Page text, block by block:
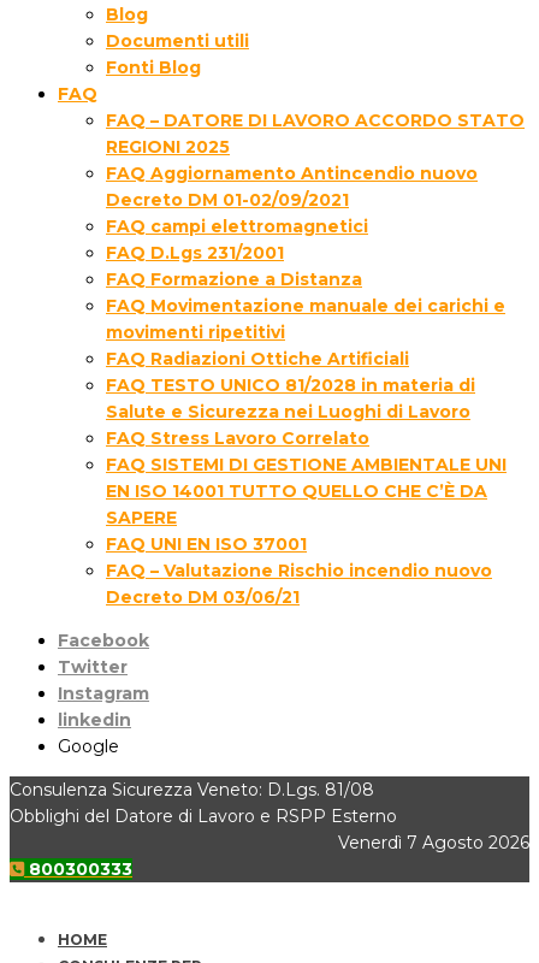
Blog
Documenti utili
Fonti Blog
FAQ
FAQ – DATORE DI LAVORO ACCORDO STATO
REGIONI 2025
FAQ Aggiornamento Antincendio nuovo
Decreto DM 01-02/09/2021
FAQ campi elettromagnetici
FAQ D.Lgs 231/2001
FAQ Formazione a Distanza
FAQ Movimentazione manuale dei carichi e
movimenti ripetitivi
FAQ Radiazioni Ottiche Artificiali
FAQ TESTO UNICO 81/2028 in materia di
Salute e Sicurezza nei Luoghi di Lavoro
FAQ Stress Lavoro Correlato
FAQ SISTEMI DI GESTIONE AMBIENTALE UNI
EN ISO 14001 TUTTO QUELLO CHE C’È DA
SAPERE
FAQ UNI EN ISO 37001
FAQ – Valutazione Rischio incendio nuovo
Decreto DM 03/06/21
Facebook
Twitter
Instagram
linkedin
Google
Consulenza Sicurezza Veneto: D.Lgs. 81/08
Obblighi del Datore di Lavoro e RSPP Esterno
Venerdì 7 Agosto 2026
800300333
HOME